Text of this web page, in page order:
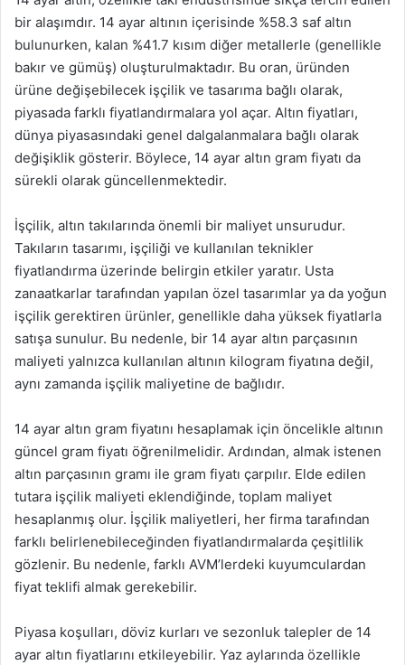
bir alaşımdır. 14 ayar altının içerisinde %58.3 saf altın
bulunurken, kalan %41.7 kısım diğer metallerle (genellikle
bakır ve gümüş) oluşturulmaktadır. Bu oran, üründen
ürüne değişebilecek işçilik ve tasarıma bağlı olarak,
piyasada farklı fiyatlandırmalara yol açar. Altın fiyatları,
dünya piyasasındaki genel dalgalanmalara bağlı olarak
değişiklik gösterir. Böylece, 14 ayar altın gram fiyatı da
sürekli olarak güncellenmektedir.
İşçilik, altın takılarında önemli bir maliyet unsurudur.
Takıların tasarımı, işçiliği ve kullanılan teknikler
fiyatlandırma üzerinde belirgin etkiler yaratır. Usta
zanaatkarlar tarafından yapılan özel tasarımlar ya da yoğun
işçilik gerektiren ürünler, genellikle daha yüksek fiyatlarla
satışa sunulur. Bu nedenle, bir 14 ayar altın parçasının
maliyeti yalnızca kullanılan altının kilogram fiyatına değil,
aynı zamanda işçilik maliyetine de bağlıdır.
14 ayar altın gram fiyatını hesaplamak için öncelikle altının
güncel gram fiyatı öğrenilmelidir. Ardından, almak istenen
altın parçasının gramı ile gram fiyatı çarpılır. Elde edilen
tutara işçilik maliyeti eklendiğinde, toplam maliyet
hesaplanmış olur. İşçilik maliyetleri, her firma tarafından
farklı belirlenebileceğinden fiyatlandırmalarda çeşitlilik
gözlenir. Bu nedenle, farklı AVM’lerdeki kuyumculardan
fiyat teklifi almak gerekebilir.
Piyasa koşulları, döviz kurları ve sezonluk talepler de 14
ayar altın fiyatlarını etkileyebilir. Yaz aylarında özellikle